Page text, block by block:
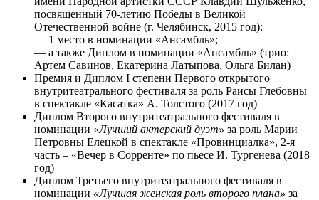
посвященный 70-летию Победы в Великой
Отечественной войне (г. Челябинск, 2015 год):
— 1 место в номинации «Ансамбль»;
— а также Диплом в номинации «Ансамбль» (трио:
Артем Савинов, Екатерина Латыпова, Ольга Билан)
Премия и Диплом I степени Первого открытого
внутритеатрального фестиваля за роль Раисы Глебовны
в спектакле «Касатка» А. Толстого (2017 год)
Диплом Второго внутритеатрального фестиваля в
номинации «Лучший актерский дуэт» за роль Марии
Петровны Елецкой в спектакле «Провинциалка», 2-я
часть – «Вечер в Сорренте» по пьесе И. Тургенева (2018
год)
Диплом Третьего внутритеатрального фестиваля в
номинации «Лучшая женская роль второго плана» за